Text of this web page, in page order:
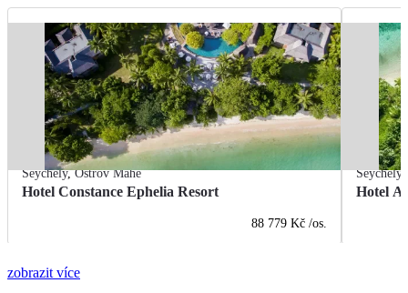
Seychely,Ostrov Mahé
Hotel Constance Ephelia Resort
88 779 Kč /os.
Seychely
Hotel
zobrazit více